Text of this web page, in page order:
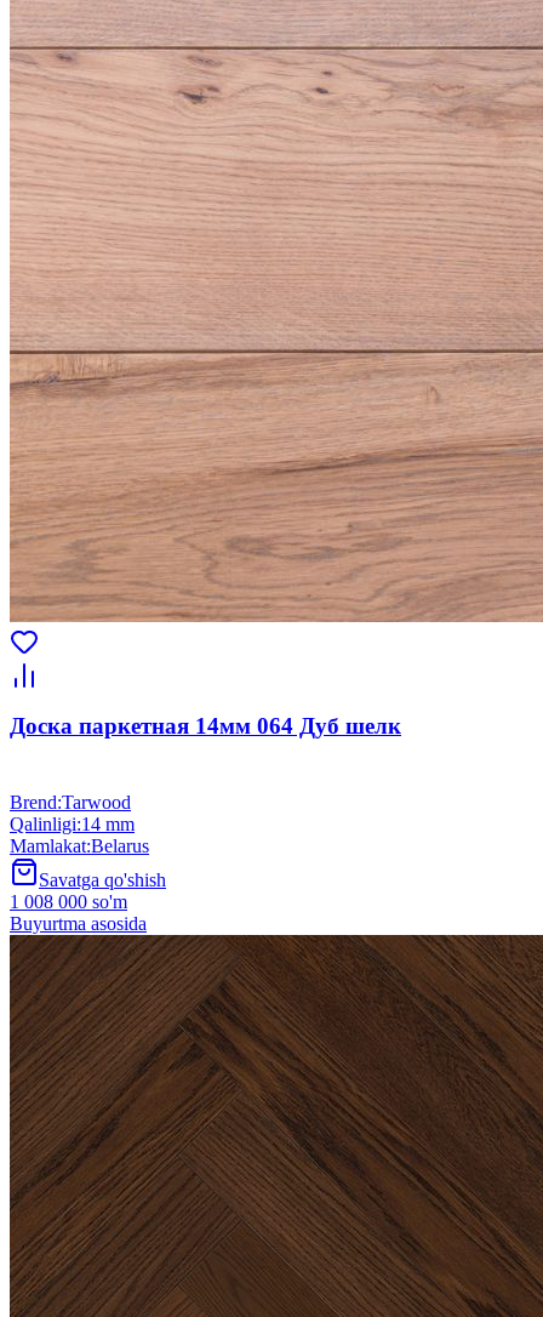
Доска паркетная 14мм 064 Дуб шелк
Brend:Tarwood
Qalinligi:14 mm
Mamlakat:Belarus
Savatga qo'shish
1 008 000 so'm
Buyurtma asosida